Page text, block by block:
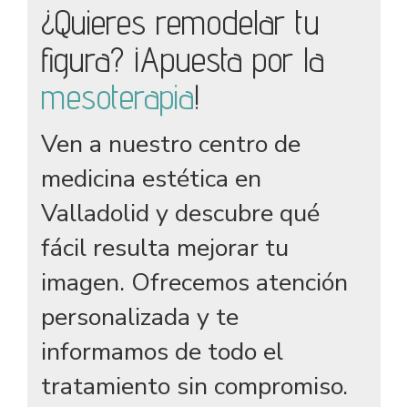
¿Quieres remodelar tu
figura? ¡Apuesta por la
mesoterapia!
jumbotron
Ven a nuestro centro de
medicina estética en
Valladolid y descubre qué
fácil resulta mejorar tu
imagen. Ofrecemos atención
personalizada y te
informamos de todo el
tratamiento sin compromiso.